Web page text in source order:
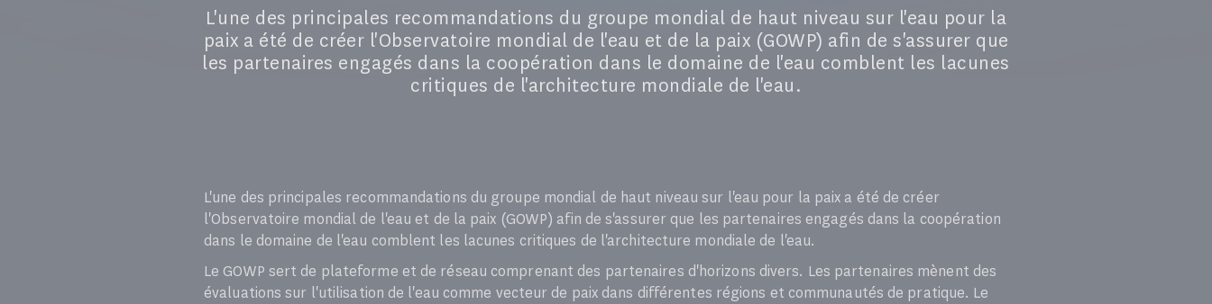
L'une des principales recommandations du groupe mondial de haut niveau sur l'eau pour la
paix a été de créer l'Observatoire mondial de l'eau et de la paix (GOWP) afin de s'assurer que
les partenaires engagés dans la coopération dans le domaine de l'eau comblent les lacunes
critiques de l'architecture mondiale de l'eau.
L'une des principales recommandations du groupe mondial de haut niveau sur l'eau pour la paix a été de créer
l'Observatoire mondial de l'eau et de la paix (GOWP) afin de s'assurer que les partenaires engagés dans la coopération
dans le domaine de l'eau comblent les lacunes critiques de l'architecture mondiale de l'eau.
Le GOWP sert de plateforme et de réseau comprenant des partenaires d'horizons divers. Les partenaires mènent des
évaluations sur l'utilisation de l'eau comme vecteur de paix dans différentes régions et communautés de pratique. Le